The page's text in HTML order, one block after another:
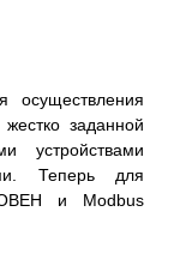
осуществления
заданной
устройствами
Теперь для
и Modbus